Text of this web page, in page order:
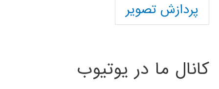
پردازش تصویر
کانال ما در یوتیوب